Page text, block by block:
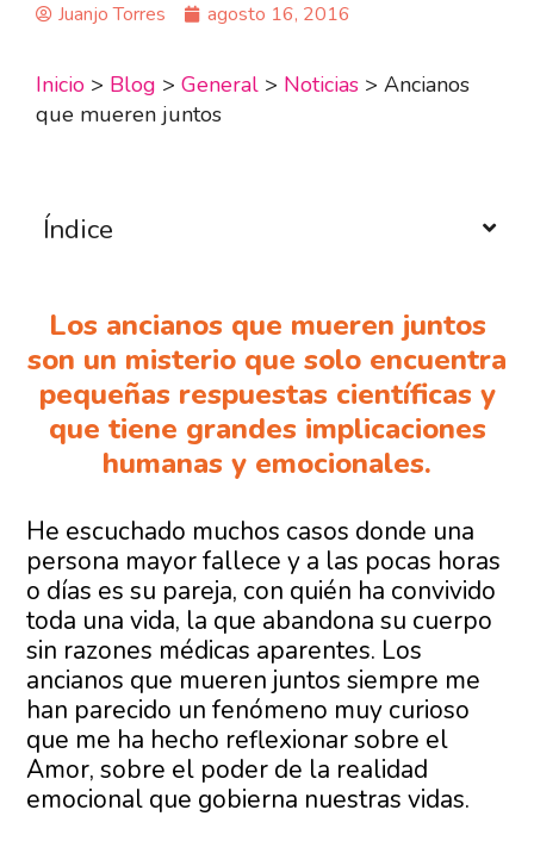
Juanjo Torres agosto 16, 2016
Inicio > Blog > General > Noticias > Ancianos
que mueren juntos
Índice
Los ancianos que mueren juntos
son un misterio que solo encuentra
pequeñas respuestas científicas y
que tiene grandes implicaciones
humanas y emocionales.
He escuchado muchos casos donde una
persona mayor fallece y a las pocas horas
o días es su pareja, con quién ha convivido
toda una vida, la que abandona su cuerpo
sin razones médicas aparentes. Los
ancianos que mueren juntos siempre me
han parecido un fenómeno muy curioso
que me ha hecho reflexionar sobre el
Amor, sobre el poder de la realidad
emocional que gobierna nuestras vidas.